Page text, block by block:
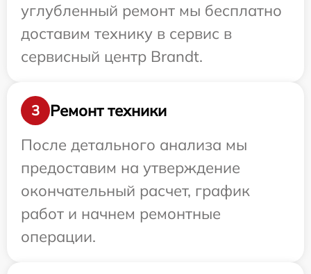
углубленный ремонт мы бесплатно
доставим технику в сервис в
сервисный центр Brandt.
3
Ремонт техники
После детального анализа мы
предоставим на утверждение
окончательный расчет, график
работ и начнем ремонтные
операции.